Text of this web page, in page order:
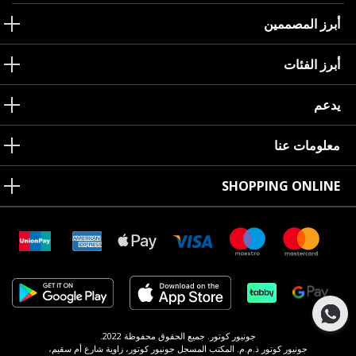
أبرز المصممين
أبرز الفئات
يدعم
معلومات عنا
SHOPPING ONLINE
جونيور كوتور. جميع الحقوق محفوظة 2022.
جونيور كوتور ذ.م.م. المكتب المسجل جونيور كوتور، زاوية شارع أم سقيم،